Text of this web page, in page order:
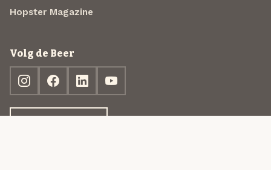
Hopster Magazine
Volg de Beer